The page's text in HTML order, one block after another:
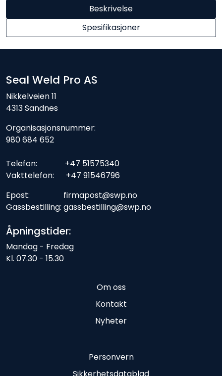
Beskrivelse
Spesifikasjoner
Seal Weld Pro AS
Nikkelveien 11
4313 Sandnes
Organisasjonsnummer:
980 684 652
Telefon: +47 51575340
Vakttelefon: +47 91546796
Epost: firmapost@swp.no
Gassbestilling: gassbestilling@swp.no
Åpningstider:
Mandag - Fredag
Kl. 07.30 - 15.30
Om oss
Kontakt
Nyheter
Personvern